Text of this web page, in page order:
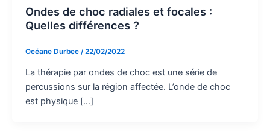
Ondes de choc radiales et focales :
Quelles différences ?
Océane Durbec /22/02/2022
La thérapie par ondes de choc est une série de
percussions sur la région affectée. L’onde de choc
est physique […]